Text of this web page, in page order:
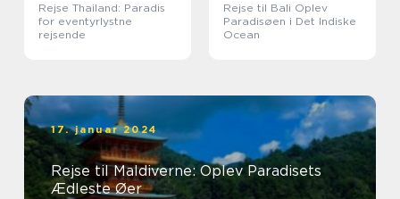
Rejse Thailand: Paradis
for eventyrlystne
rejsende
Rejse til Bali Oplev
Paradisøen i Det Indiske
Ocean
17. januar 2024
Rejse til Maldiverne: Oplev Paradisets
Ædleste Øer